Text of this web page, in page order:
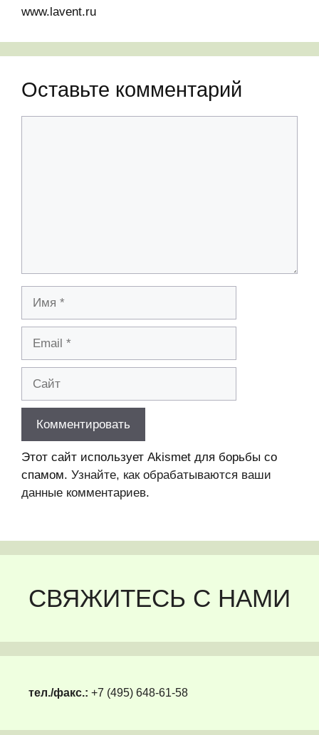
www.lavent.ru
Оставьте комментарий
Этот сайт использует Akismet для борьбы со
спамом. Узнайте, как обрабатываются ваши
данные комментариев.
СВЯЖИТЕСЬ С НАМИ
тел./факс.: +7 (495) 648-61-58